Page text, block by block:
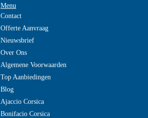
Menu
Contact
Offerte Aanvraag
Nieuwsbrief
Over Ons
Algemene Voorwaarden
Top Aanbiedingen
Blog
Ajaccio Corsica
Bonifacio Corsica